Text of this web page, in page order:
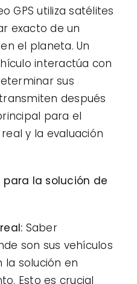
GPS utiliza satélites
exacto de un
el planeta. Un
interactúa con
sus
después
para el
y la evaluación
para la solución de
Saber
son sus vehículos
la solución en
Esto es crucial